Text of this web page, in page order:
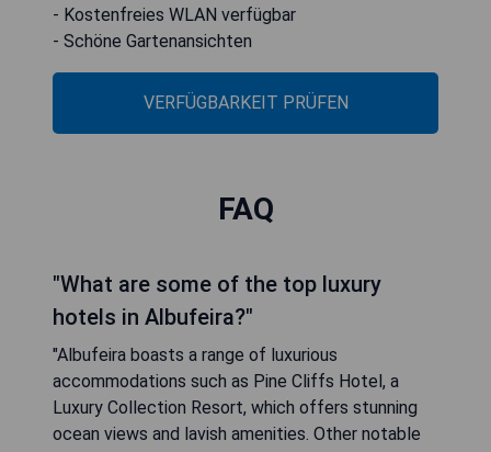
- Kostenfreies WLAN verfügbar
- Schöne Gartenansichten
VERFÜGBARKEIT PRÜFEN
FAQ
"What are some of the top luxury
hotels in Albufeira?"
"Albufeira boasts a range of luxurious
accommodations such as Pine Cliffs Hotel, a
Luxury Collection Resort, which offers stunning
ocean views and lavish amenities. Other notable